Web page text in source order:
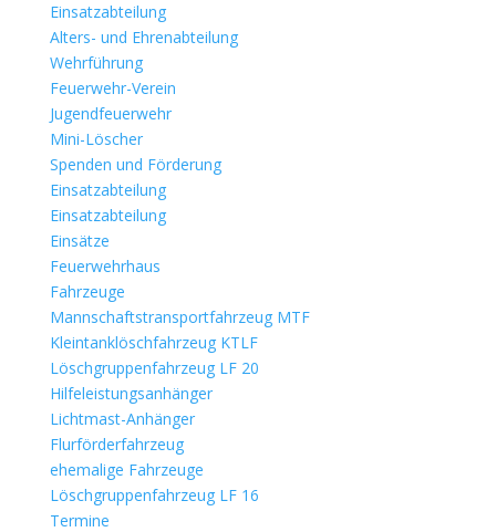
Einsatzabteilung
Alters- und Ehrenabteilung
Wehrführung
Feuerwehr-Verein
Jugendfeuerwehr
Mini-Löscher
Spenden und Förderung
Einsatzabteilung
Einsatzabteilung
Einsätze
Feuerwehrhaus
Fahrzeuge
Mannschaftstransportfahrzeug MTF
Kleintanklöschfahrzeug KTLF
Löschgruppenfahrzeug LF 20
Hilfeleistungsanhänger
Lichtmast-Anhänger
Flurförderfahrzeug
ehemalige Fahrzeuge
Löschgruppenfahrzeug LF 16
Termine